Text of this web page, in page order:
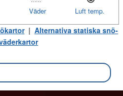
Luft temp.
Väder
| Alternativa statiska snö-